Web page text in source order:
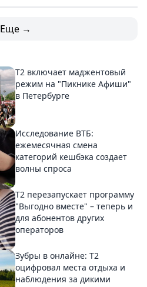
Еще →
Т2 включает маджентовый
режим на "Пикнике Афиши"
в Петербурге
Исследование ВТБ:
ежемесячная смена
категорий кешбэка создает
волны спроса
Т2 перезапускает программу
"Выгодно вместе" – теперь и
для абонентов других
операторов
Зубры в онлайне: Т2
оцифровал места отдыха и
наблюдения за дикими